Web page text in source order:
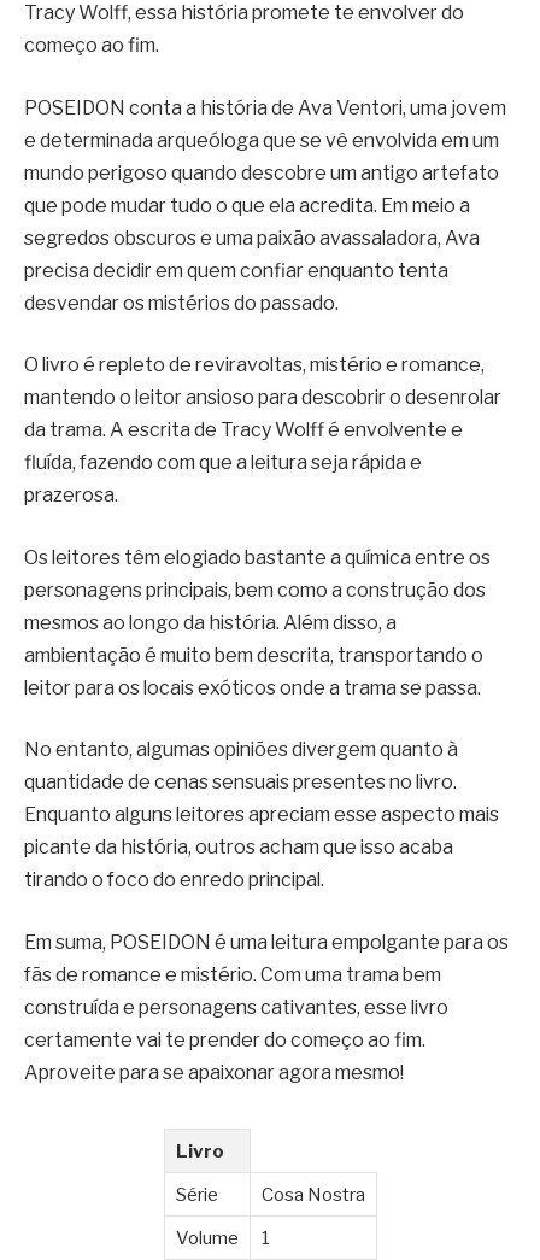
Tracy Wolff, essa história promete te envolver do
começo ao fim.
POSEIDON conta a história de Ava Ventori, uma jovem
e determinada arqueóloga que se vê envolvida em um
mundo perigoso quando descobre um antigo artefato
que pode mudar tudo o que ela acredita. Em meio a
segredos obscuros e uma paixão avassaladora, Ava
precisa decidir em quem confiar enquanto tenta
desvendar os mistérios do passado.
O livro é repleto de reviravoltas, mistério e romance,
mantendo o leitor ansioso para descobrir o desenrolar
da trama. A escrita de Tracy Wolff é envolvente e
fluída, fazendo com que a leitura seja rápida e
prazerosa.
Os leitores têm elogiado bastante a química entre os
personagens principais, bem como a construção dos
mesmos ao longo da história. Além disso, a
ambientação é muito bem descrita, transportando o
leitor para os locais exóticos onde a trama se passa.
No entanto, algumas opiniões divergem quanto à
quantidade de cenas sensuais presentes no livro.
Enquanto alguns leitores apreciam esse aspecto mais
picante da história, outros acham que isso acaba
tirando o foco do enredo principal.
Em suma, POSEIDON é uma leitura empolgante para os
fãs de romance e mistério. Com uma trama bem
construída e personagens cativantes, esse livro
certamente vai te prender do começo ao fim.
Aproveite para se apaixonar agora mesmo!
Livro
Série
Cosa Nostra
Volume
1